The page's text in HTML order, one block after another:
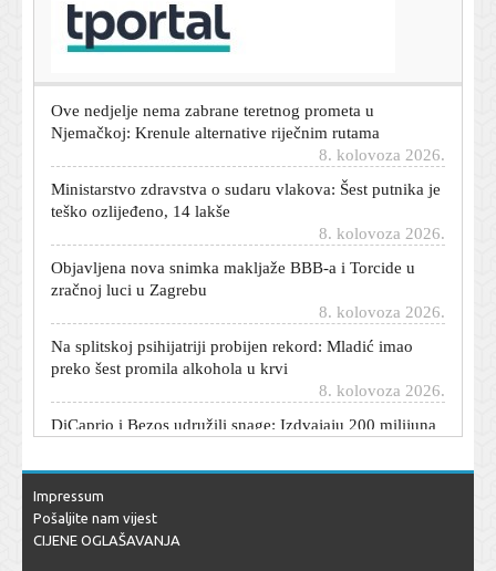
Obilježena predaja kordunskog korpusa: 'Sjećanje čuvati
bez mržnje, ali s ponosom'
Njemačkoj: Krenule alternative riječnim rutama
8. kolovoza 2026.
Ministarstvo zdravstva o sudaru vlakova: Šest putnika je
teško ozlijeđeno, 14 lakše
Objavljena nova snimka makljaže BBB-a i Torcide u
zračnoj luci u Zagrebu
Na splitskoj psihijatriji probijen rekord: Mladić imao
preko šest promila alkohola u krvi
DiCaprio i Bezos udružili snage: Izdvajaju 200 milijuna
dolara za spas 100 ugroženih vrsta
Preko 200 ljudi evakuirano
Impressum
Pošaljite nam vijest
CIJENE OGLAŠAVANJA